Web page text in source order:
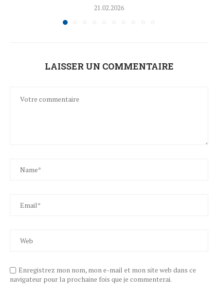
21.02.2026
LAISSER UN COMMENTAIRE
Enregistrez mon nom, mon e-mail et mon site web dans ce
navigateur pour la prochaine fois que je commenterai.